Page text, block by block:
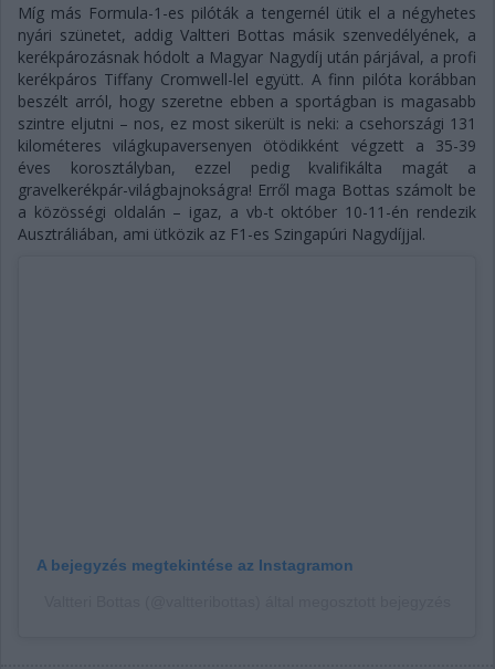
Míg más Formula-1-es pilóták a tengernél ütik el a négyhetes
nyári szünetet, addig Valtteri Bottas másik szenvedélyének, a
kerékpározásnak hódolt a Magyar Nagydíj után párjával, a profi
kerékpáros Tiffany Cromwell-lel együtt. A finn pilóta korábban
beszélt arról, hogy szeretne ebben a sportágban is magasabb
szintre eljutni – nos, ez most sikerült is neki: a csehországi 131
kilométeres világkupaversenyen ötödikként végzett a 35-39
éves korosztályban, ezzel pedig kvalifikálta magát a
gravelkerékpár-világbajnokságra! Erről maga Bottas számolt be
a közösségi oldalán – igaz, a vb-t október 10-11-én rendezik
Ausztráliában, ami ütközik az F1-es Szingapúri Nagydíjjal.
A bejegyzés megtekintése az Instagramon